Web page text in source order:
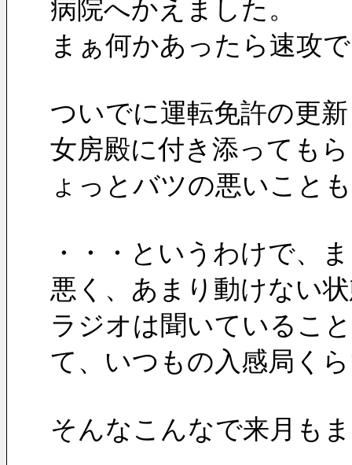
病院へかえました。
まぁ何かあったら速攻
ついでに運転免許の更
女房殿に付き添っても
ょっとバツの悪いこと
・・・というわけで、
悪く、あまり動けない
ラジオは聞いているこ
て、いつもの入感局く
そんなこんなで来月も